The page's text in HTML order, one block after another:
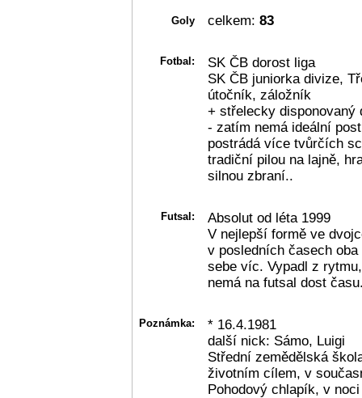
Goly celkem: 83
Fotbal:
SK ČB dorost liga
SK ČB juniorka divize,
útočník, záložník
+ střelecky disponovaný
- zatím nemá ideální
postrádá více tvůrčích
tradiční pilou na lajně,
silnou zbraní..
Futsal:
Absolut od léta 1999
V nejlepší formě ve
v posledních časech
sebe víc. Vypadl z
nemá na futsal dost
Poznámka:
* 16.4.1981
další nick: Sámo, Luigi
Střední zemědělská
životním cílem, v
Pohodový chlapík, v